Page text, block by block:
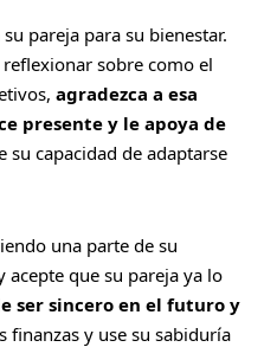
pareja para su bienestar.
sobre como el
agradezca a esa
presente y le apoya de
su capacidad de adaptarse
una parte de su
acepte que su pareja ya lo
ser sincero en el futuro y
finanzas y use su sabiduría